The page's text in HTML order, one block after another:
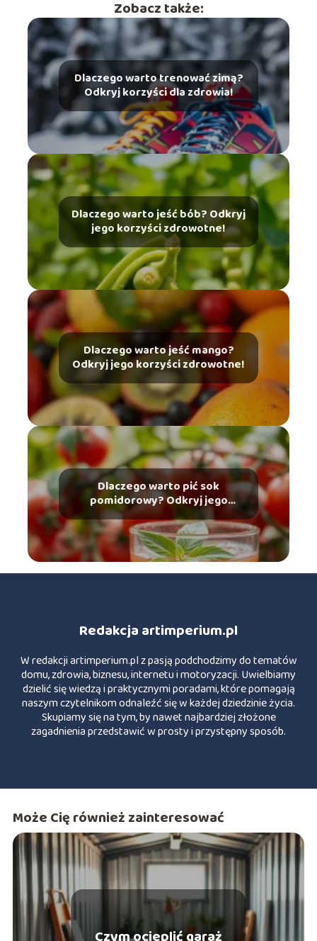
Zobacz także:
Dlaczego warto trenować zimą?
Odkryj korzyści dla zdrowia!
Dlaczego warto jeść bób? Odkryj
jego korzyści zdrowotne!
Dlaczego warto jeść mango?
Odkryj jego korzyści zdrowotne!
Dlaczego warto pić sok
pomidorowy? Odkryj jego
zdrowotne korzyści!
Redakcja artimperium.pl
W redakcji artimperium.pl z pasją podchodzimy do tematów
domu, zdrowia, biznesu, internetu i motoryzacji. Uwielbiamy
dzielić się wiedzą i praktycznymi poradami, które pomagają
naszym czytelnikom odnaleźć się w każdej dziedzinie życia.
Skupiamy się na tym, by nawet najbardziej złożone
zagadnienia przedstawić w prosty i przystępny sposób.
Może Cię również zainteresować